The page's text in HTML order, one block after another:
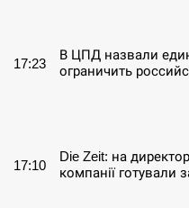
17:23
В ЦПД назвали
ограничить
17:10
Die Zeit: на
компанії готували